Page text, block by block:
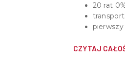
20 rat
CZYTAJ